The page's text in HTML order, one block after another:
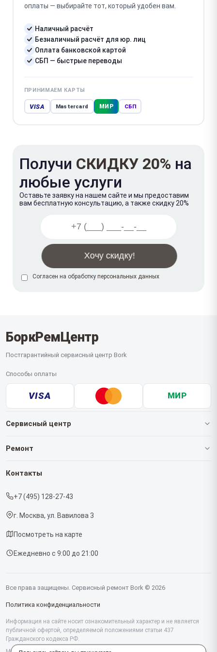
оплаты — выбирайте тот, который удобен вам.
Наличный расчёт
Безналичный расчёт для юр. лиц
Оплата банковской картой
СБП — быстрые переводы
ПРИНИМАЕМ КАРТЫ
VISA Mastercard МИР СБП
Получи СКИДКУ 20% на
любые услуги
Оставьте заявку на нашем сайте и мы предоставим
вам бесплатную консультацию, а также скидку 20%
Согласен на обработку персональных данных
БоркРемЦентр
Постгарантийный сервисный центр Bork
Способы оплаты
VISA МИР
Сервисный центр
О нашем сервисе
Срочный ремонт
Доставка и способы оплаты
Диагностика
Контакты
Ремонт
Роботов-пылесосов
Винных шкафов
Миксеров
Тостеров
Контакты
+7 (495) 128-27-43
г. Москва, ул. Вавилова 3
Посмотреть на карте
Ежедневно с 9:00 до 21:00
Все права защищены. Сервисный ремонт Bork © 2026
Политика конфиденциальности
Информация на сайте носит ознакомительный характер и не является
публичной офертой, определяемой положениями статьи 437
Гражданского кодекса РФ.